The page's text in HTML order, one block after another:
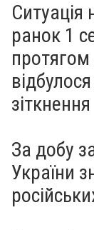
Ситуація
ранок 1
зіткнення
За добу
України